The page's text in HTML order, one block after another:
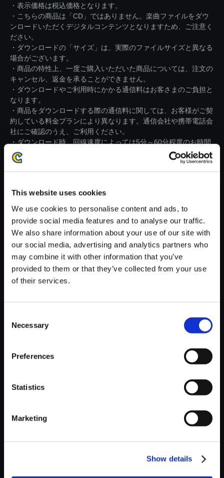
This website uses cookies
We use cookies to personalise content and ads, to
provide social media features and to analyse our traffic.
We also share information about your use of our site with
our social media, advertising and analytics partners who
may combine it with other information that you’ve
provided to them or that they’ve collected from your use
of their services.
Selection
Necessary
Preferences
Statistics
Marketing
Show details
・表示価格は税込価格となります。
・こちらの商品は「CD」ではありません。楽曲ファイルをダウ
ンロードいただくデジタルコンテンツとなりますため、ご注意く
ださい。
・ダウンロードの「サイズ」は、実際のファイルサイズと異なる
場合がございます。
・商品の特性上、一度ご購入いただいた商品については、注文の
キャンセル、返金を承ることができません。
・ダウンロードやご利用時にかかる通信料はお客さまのご負担と
なります。
・商品をダウンロードする際の通信料に関しては、お客様がご契
約している料金プランにより異なります。通信会社や携帯電話会
社にご確認のうえ、ご利用ください。
・ダウンロード時、回線速度によっては5分～60分程度のお時間
がかかる場合がございます。
※ご購入いただいたファイルのダウンロードの際には、通信環境
が安定しているWifi環境でお試しください。
【単曲】デビル メイ クライ 4 オ
リジナル・サウンドトラック Th
e Time Has Come （ネロ汎用戦
150円(税込)